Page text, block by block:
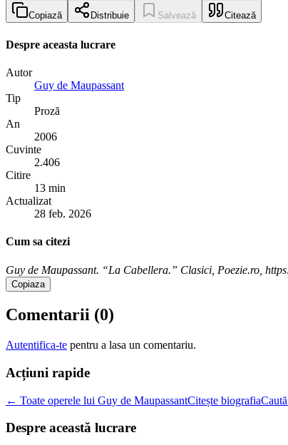
Copiază Distribuie Salvează Citează
Despre aceasta lucrare
Autor
Guy de Maupassant
Tip
Proză
An
2006
Cuvinte
2.406
Citire
13 min
Actualizat
28 feb. 2026
Cum sa citezi
Guy de Maupassant. “La Cabellera.” Clasici, Poezie.ro,
Copiaza
Comentarii (0)
Autentifica-te pentru a lasa un comentariu.
Acțiuni rapide
← Toate operele lui Guy de MaupassantCitește biografia
Despre această lucrare